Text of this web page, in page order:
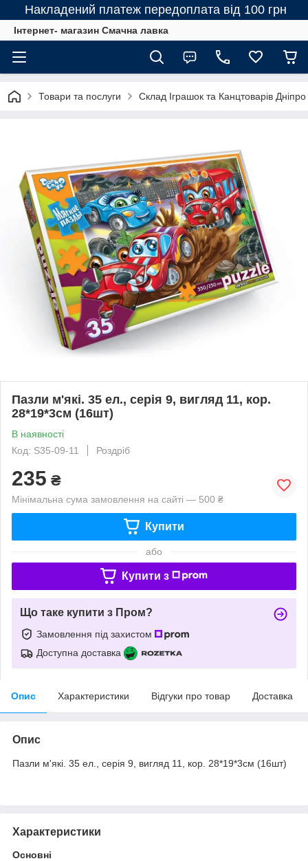
Накладений платеж передоплата від 100 грн
Інтернет- магазин Смачна лавка
Товари та послуги Склад Іграшок та Канцтоварів Дніпро
Пазли м'які. 35 ел., серія 9, вигляд 11, кор.
28*19*3см (16шт)
В наявності
Код: S35-09-11
Роздріб
235 ₴
Мінімальна сума замовлення на сайті — 500 ₴
Купити
або
Купити з
Що таке купити з Пром?
Замовлення під захистом
Доступна доставка
Опис Характеристики Відгуки про товар Доставка
Опис
Пазли м'які. 35 ел., серія 9, вигляд 11, кор. 28*19*3см (16шт)
Характеристики
Основні